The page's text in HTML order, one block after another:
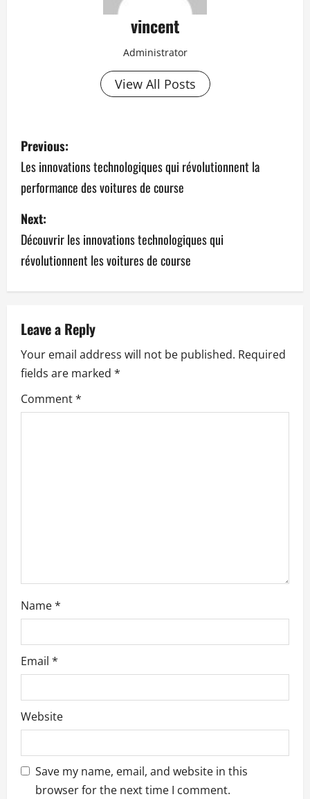
vincent
Administrator
View All Posts
P
o
s
t
n
a
i
g
a
Previous:
Les innovations technologiques qui révolutionnent la
performance des voitures de course
Next:
Découvrir les innovations technologiques qui
révolutionnent les voitures de course
Leave a Reply
Your email address will not be published. Required
fields are marked *
Comment*
Name*
Email *
Website
Save my name, email, and website in this
browser for the next time I comment.